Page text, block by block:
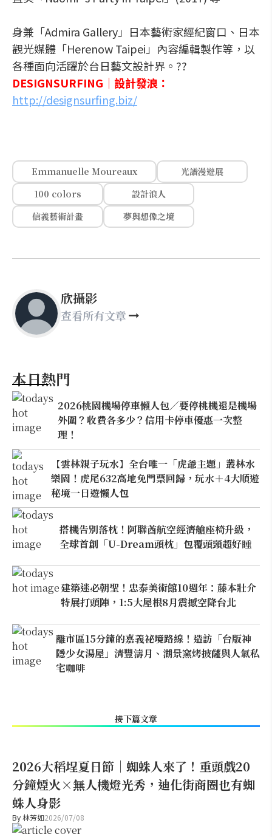
身兼「Admira Gallery」日本藝術家經紀窗口、日本
觀光媒體「Herenow Taipei」內容編輯製作等，以
各種面向活躍於台日藝文設計界。??
DESIGNSURFING｜設計發浪：
http://designsurfing.biz/
Emmanuelle Moureaux
光譜漫遊展
100 colors
設計浪人
信義藝術計畫
夢與想像之境
欣攝影
查看所有文章
本日熱門
2026桃園機場停車懶人包／要停桃機還是機場
外圍？收費各多少？信用卡停車優惠一次整
理！
【雲林親子玩水】全台唯一「虎爺主題」叢林水
樂園！虎尾632高地免門票回歸，玩水＋4大順遊
秘境一日遊懶人包
搭機告別落枕！阿聯酋航空經濟艙座椅升級，
全球首創「U-Dream頭枕」包覆頭頸超好睡
建築迷必朝聖！忠泰美術館10週年：藤本壯介
特展打頭陣，1:5大屋根8月震撼空降台北
離市區15分鐘的嘉義祕境路線！造訪「台版神
隱少女湯屋」清豐濤月、湖景窯烤披薩與人氣私
宅咖啡
接下篇文章
2026大稻埕夏日節｜蜘蛛人來了！重頭戲20
分鐘煙火×無人機燈光秀，迪化街商圈也有蜘
蛛人身影
By林芳如2026/07/08